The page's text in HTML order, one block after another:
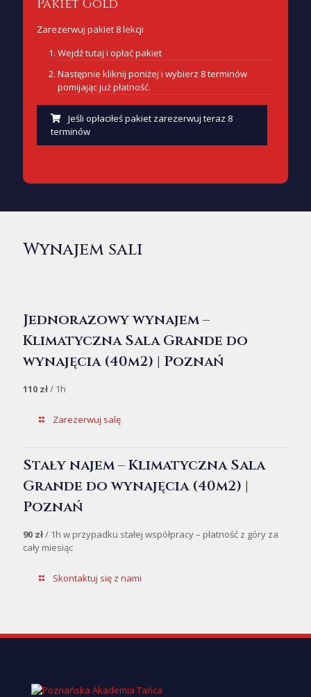
Pakiet Gold
Zarezerwuj pakiet 8 lekcji
Wejdźtutaj i opłać pakiet
Następnie kliknij poniżej i wybierz 8 terminów
pomijając już płatność.
Jeśli opłaciłeś pakiet zarezerwuj teraz 8
terminów
Wynajem sali
Jednorazowy wynajem –
Klimatyczna Sala Grande do
wynajęcia (40m2) | Poznań
110 zł/ 1h
Zarezerwuj salę
Stały najem – Klimatyczna Sala
Grande do wynajęcia (40m2) |
Poznań
90 zł/ 1h w przypadku stałej współpracy – płatność z góry za
cały miesiąc
Skontaktuj się z nami